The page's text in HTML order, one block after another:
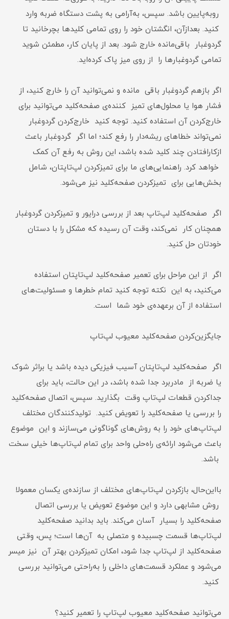
رو‌به‌پایین باشد. سپس، به‌آرامی به پشت دستگاه ضربه وارد
کنید. بعدازآن، انگشتان خود را روی تمامی کلید‌ها بچرخانید تا
گردوغبار باقی‌مانده خارج شود. بعد از پایان کار، مطمئن شوید
تمامی گردوغبار‌ها را از روی میز پاک کرده‌اید.
اگر باز‌هم گردوغبار باقی‌ مانده و نمی‌توانید آن را خارج کنید، از
فشار هوا یا محلول‌های تمیز کننده‌ی صفحه‌کلید می‌توانید برای
خارج‌کردن آن استفاده کنید. توجه کنید خارج‌کردن گردوغبار
نمی‌تواند خطا‌های ریشه‌دار را رفع کند؛ اما اگر گرد‌وغبار باعث
ازکارافتادن چند کلید شده باشد، این روش به رفع آن کمک
خواهد کرد. راهنمایی‌های ما برای تمیزکردن لپ‌تاپتان، شامل
بخش‌هایی برای تمیزکردن صفحه‌کلید نیز می‌شود.
اگر صفحه‌کلید لپ‌تاپ بعد از بررسی درایور و تمیزکردن گردوغبار
همچنان کار نمی‌کند، وقت آن رسیده که مشکل را با دستان
خودتان حل کنید.
اگر از این مراحل برای تعمیر صفحه‌کلید لپ‌تاپتان استفاده
می‌کنید، به این نکته توجه کنید تمام خطرها و مسئولیت‌های
استفاده از آن برعهده‌ی خود شما است.
جایگزین‌کردن صفحه‌کلید معیوب لپ‌تاپ
اگر صفحه‌کلید لپ‌تاپتان آسیب فیزیکی دیده باشد یا براثر شوک
یا ضربه از مادربرد جدا شده باشد، در این حالت، باید برای
جداکردن قطعات لپ‌تاپ وقت بگذارید. سپس، اتصال صفحه‌کلید
را بررسی یا صفحه‌کلید را تعویض کنید. تولید‌کنندگان مختلف
لپ‌تاپ‌های خود را به روش‌های گوناگونی می‌سازند و این موضوع
باعث می‌شود ارائه‌ی راه‌حلی واحد برای تمام لپ‌تاپ‌ها خیلی سخت
باشد.
بااین‌حال، بازکردن لپ‌تاپ‌های مختلف از سازنده‌ی یکسان معمولا
روش مشابهی دارد و این موضوع تعویض یا بررسی اتصال
صفحه‌کلید را بسیار آسان می‌کند. باید بدانید صفحه‌کلید
لپ‌تاپ‌ها قسمت چسبیده و متصلی به آن‌ها است؛ پس، وقتی
صفحه‌کلید از لپ‌تاپ جدا شود، امکان تمیزکردن بهتر آن نیز میسر
می‌شود و عملکرد قسمت‌های داخلی را به‌راحتی می‌توانید بررسی
کنید.
می‌توانید صفحه‌کلید معیوب لپ‌تاپ را تعمیر کنید؟